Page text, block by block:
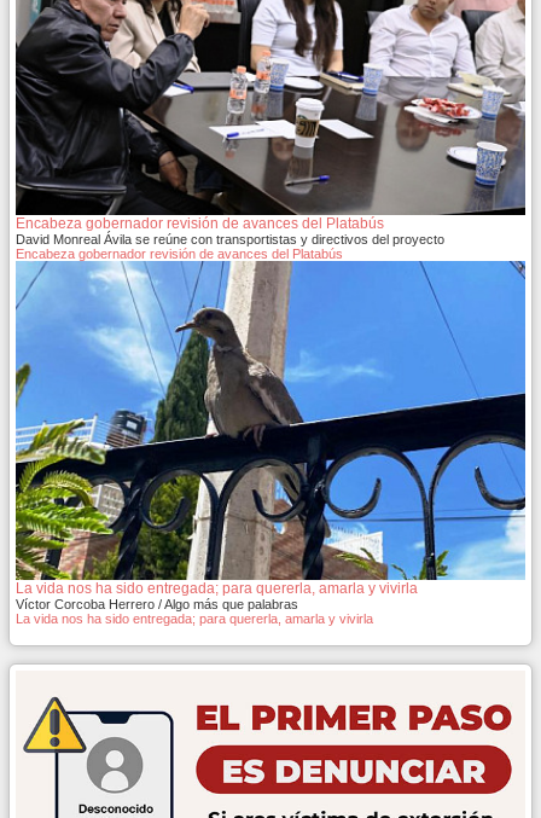
Encabeza gobernador revisión de avances del Platabús
David Monreal Ávila se reúne con transportistas y directivos del proyecto
Encabeza gobernador revisión de avances del Platabús
La vida nos ha sido entregada; para quererla, amarla y vivirla
Víctor Corcoba Herrero / Algo más que palabras
La vida nos ha sido entregada; para quererla, amarla y vivirla